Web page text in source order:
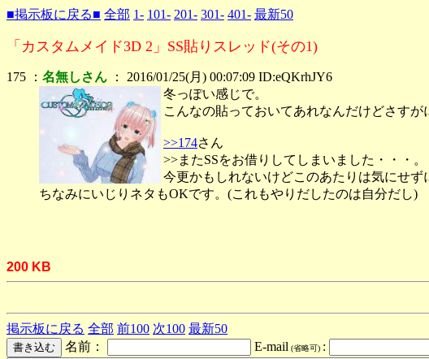
■掲示板に戻る■ 全部 1- 101- 201- 301- 401- 最新50
「カスタムメイド3D 2」SS貼りスレッド(その1)
175 ： 名無しさん ： 2016/01/25(月) 00:07:09 ID:eQKrhJY6
冬っぽい感じで。
こんなの貼っておいてあれなんだけどさすが
>>174さん
>>またSSをお借りしてしまいました・・・。
今更かもしれないけどこのあたりは気にせ
ちなみにいじりネタもOKです。(これもやりだしたのは自分だし)
200 KB
掲示板に戻る 全部 前100 次100 最新50
名前：
E-mail (省略可) :